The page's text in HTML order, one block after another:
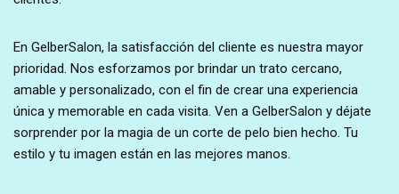
En GelberSalon, la satisfacción del cliente es nuestra mayor
prioridad. Nos esforzamos por brindar un trato cercano,
amable y personalizado, con el fin de crear una experiencia
única y memorable en cada visita. Ven a GelberSalon y déjate
sorprender por la magia de un corte de pelo bien hecho. Tu
estilo y tu imagen están en las mejores manos.